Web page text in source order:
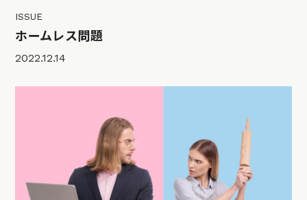
ISSUE
ホームレス問題
2022.12.14